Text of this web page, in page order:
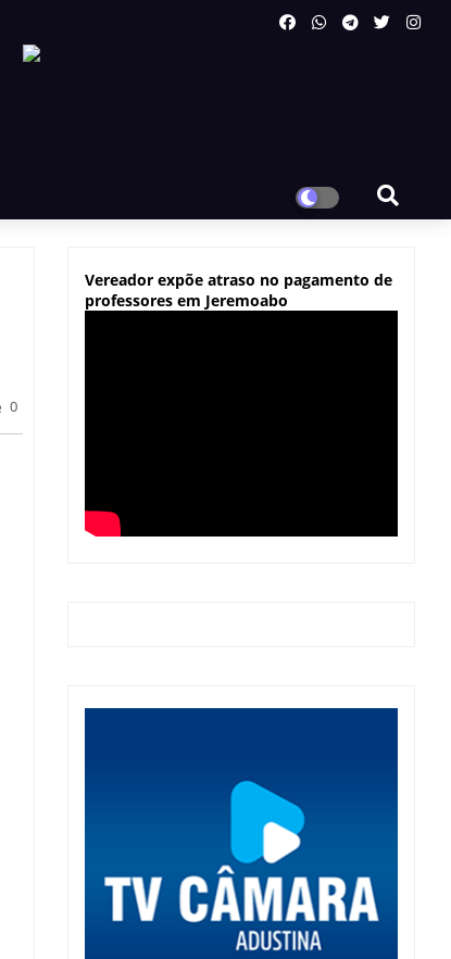
0
Vereador expõe atraso no pagamento de
professores em Jeremoabo